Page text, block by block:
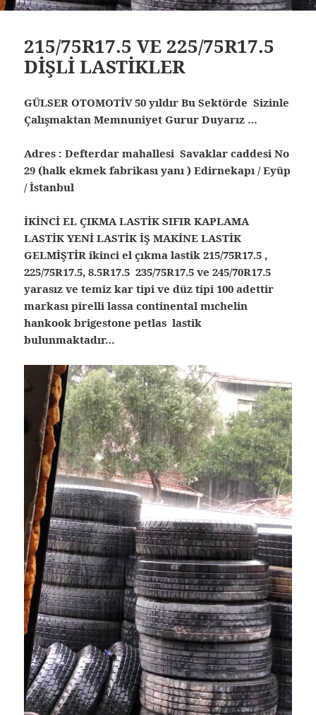
215/75R17.5 VE 225/75R17.5
DİŞLİ LASTİKLER
GÜLSER OTOMOTİV 50 yıldır Bu Sektörde Sizinle
Çalışmaktan Memnuniyet Gurur Duyarız …
Adres : Defterdar mahallesi Savaklar caddesi No
29 (halk ekmek fabrikası yanı ) Edirnekapı / Eyüp
/ İstanbul
İKİNCİ EL ÇIKMA LASTİK SIFIR KAPLAMA
LASTİK YENİ LASTİK İŞ MAKİNE LASTİK
GELMİŞTİR ikinci el çıkma lastik 215/75R17.5 ,
225/75R17.5, 8.5R17.5 235/75R17.5 ve 245/70R17.5
yarasız ve temiz kar tipi ve düz tipi 100 adettir
markası pirelli lassa continental mıchelin
hankook brigestone petlas lastik
bulunmaktadır…